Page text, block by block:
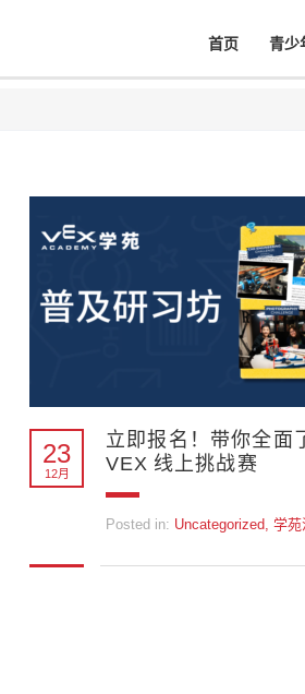
首页 青少
23
12月
立即报名！带你全面
VEX 线上挑战赛
Posted in: Uncategorized, 学苑